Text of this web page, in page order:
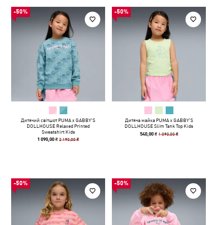
-50%
Дитячий світшот PUMA x GABBY'S
DOLLHOUSE Relaxed Printed
Sweatshirt Kids
1 090,00 ₴2 190,00 ₴
-50%
Дитяча майка PUMA x GABBY'S
DOLLHOUSE Slim Tank Top Kids
540,00 ₴ 1 090,00 ₴
-50% -50%